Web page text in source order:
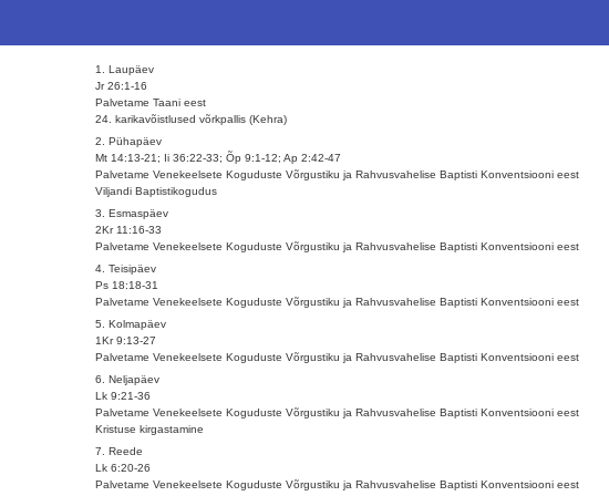
1. Laupäev
Jr 26:1-16
Palvetame Taani eest
24. karikavõistlused võrkpallis (Kehra)
2. Pühapäev
Mt 14:13-21; Ii 36:22-33; Õp 9:1-12; Ap 2:42-47
Palvetame Venekeelsete Koguduste Võrgustiku ja Rahvusvahelise Baptisti Konventsiooni eest
Viljandi Baptistikogudus
3. Esmaspäev
2Kr 11:16-33
Palvetame Venekeelsete Koguduste Võrgustiku ja Rahvusvahelise Baptisti Konventsiooni eest
4. Teisipäev
Ps 18:18-31
Palvetame Venekeelsete Koguduste Võrgustiku ja Rahvusvahelise Baptisti Konventsiooni eest
5. Kolmapäev
1Kr 9:13-27
Palvetame Venekeelsete Koguduste Võrgustiku ja Rahvusvahelise Baptisti Konventsiooni eest
6. Neljapäev
Lk 9:21-36
Palvetame Venekeelsete Koguduste Võrgustiku ja Rahvusvahelise Baptisti Konventsiooni eest
Kristuse kirgastamine
7. Reede
Lk 6:20-26
Palvetame Venekeelsete Koguduste Võrgustiku ja Rahvusvahelise Baptisti Konventsiooni eest